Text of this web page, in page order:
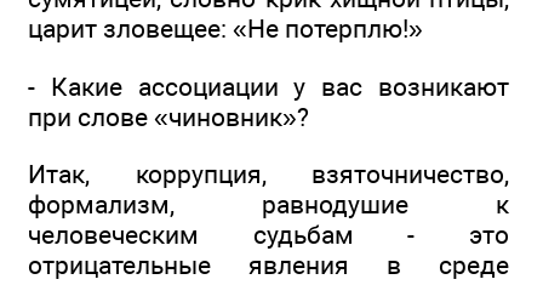
царит зловещее: «Не потерплю!»
- Какие ассоциации у вас возникают
при слове «чиновник»?
Итак, коррупция, взяточничество,
формализм, равнодушие к
человеческим судьбам - это
отрицательные явления в среде